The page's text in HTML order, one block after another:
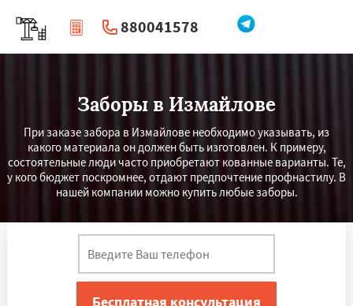
880041578
| Перезвоните мне
Заборы в Измайлове
При заказе забора в Измайлове необходимо указывать, из
какого материала он должен быть изготовлен. К примеру,
состоятельные люди часто приобретают кованные варианты. Те,
у кого бюджет поскромнее, отдают предпочтение профнастилу. В
нашей компании можно купить любые заборы.